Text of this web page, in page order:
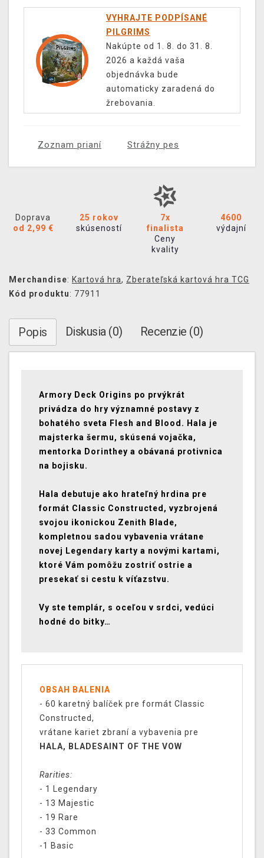
VYHRAJTE PODPÍSANÉ
PILGRIMS
Nakúpte od 1. 8. do 31. 8.
2026 a každá vaša
objednávka bude
automaticky zaradená do
žrebovania.
Zoznam prianí Strážny pes
Doprava
od 2,99 €
25 rokov
skúseností
7x
finalista
Ceny
kvality
4600
výdajní
Merchandise: Kartová hra, Zberateľská kartová hra TCG
Kód produktu: 77911
Popis Diskusia (0) Recenzie (0)
Armory Deck Origins po prvýkrát
privádza do hry významné postavy z
bohatého sveta Flesh and Blood. Hala je
majsterka šermu, skúsená vojačka,
mentorka Dorinthey a obávaná protivnica
na bojisku.
Hala debutuje ako hrateľný hrdina pre
formát Classic Constructed, vyzbrojená
svojou ikonickou Zenith Blade,
kompletnou sadou vybavenia vrátane
novej Legendary karty a novými kartami,
ktoré Vám pomôžu zostriť ostrie a
presekať si cestu k víťazstvu.
Vy ste templár, s oceľou v srdci, vedúci
hodné do bitky…
OBSAH BALENIA
- 60 karetný balíček pre formát Classic
Constructed,
vrátane kariet zbraní a vybavenia pre
HALA, BLADESAINT OF THE VOW
Rarities:
- 1 Legendary
- 13 Majestic
- 19 Rare
- 33 Common
-1 Basic